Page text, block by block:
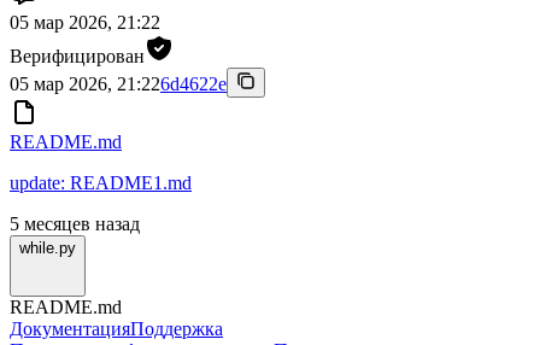
05 мар 2026, 21:22
Верифицирован
05 мар 2026, 21:226d4622e
README.md
update: README1.md
5 месяцев назад
while.py
README.md
ДокументацияПоддержка